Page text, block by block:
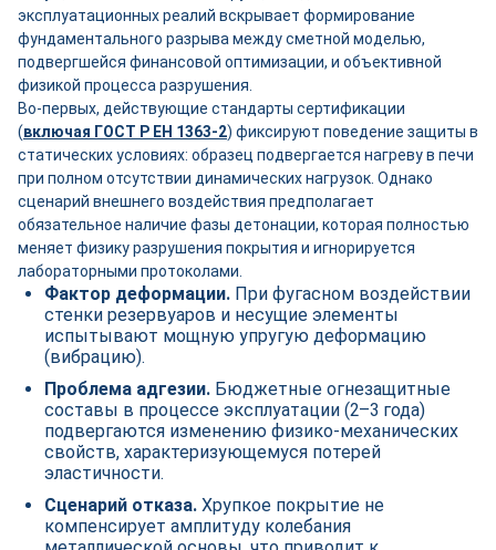
эксплуатационных реалий вскрывает формирование
фундаментального разрыва между сметной моделью,
подвергшейся финансовой оптимизации, и объективной
физикой процесса разрушения.
Во-первых, действующие стандарты сертификации
(включая ГОСТ Р ЕН 1363-2) фиксируют поведение защиты в
статических условиях: образец подвергается нагреву в печи
при полном отсутствии динамических нагрузок. Однако
сценарий внешнего воздействия предполагает
обязательное наличие фазы детонации, которая полностью
меняет физику разрушения покрытия и игнорируется
лабораторными протоколами.
Фактор деформации. При фугасном воздействии
стенки резервуаров и несущие элементы
испытывают мощную упругую деформацию
(вибрацию).
Проблема адгезии. Бюджетные огнезащитные
составы в процессе эксплуатации (2–3 года)
подвергаются изменению физико-механических
свойств, характеризующемуся потерей
эластичности.
Сценарий отказа. Хрупкое покрытие не
компенсирует амплитуду колебания